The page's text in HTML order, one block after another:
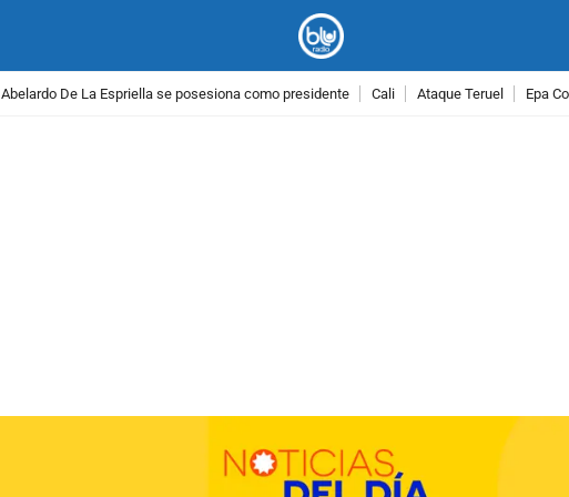
Abelardo De La Espriella se posesiona como presidente Cali Ataque Teruel Epa